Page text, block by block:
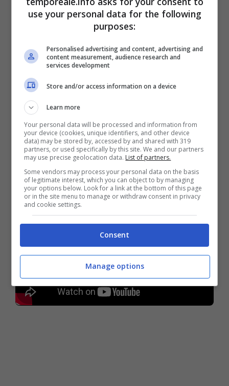
Bruno Strati per la concessione della sala.
Purtroppo devo far notare che la aula
pubbliche che si possono trovare all’interno
un problema non solo per la campagna
elettorale ma soprattutto per tutti gli incontri
culturali e sociali che si svolgono durante
l’anno e che hanno ad oggetto temi collettivi
che possono interessare alla cittadinanza”.
Intervista a Gerardo Stefanelli
use your personal data for the following
purposes:
Personalised advertising and content, advertising and
content measurement, audience research and
services development
Store and/or access information on a device
Learn more
Your personal data will be processed and information from
your device (cookies, unique identifiers, and other device
data) may be stored by, accessed by and shared with 319
partners, or used specifically by this site. We and our partners
may use precise geolocation data. List of partners.
Some vendors may process your personal data on the basis
of legitimate interest, which you can object to by managing
your options below. Look for a link at the bottom of this page
or in the site menu to manage or withdraw consent in privacy
and cookie settings.
Consent
Manage options